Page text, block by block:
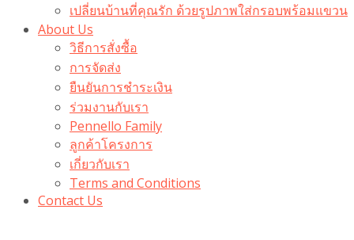
เปลี่ยนบ้านที่คุณรัก ด้วยรูปภาพใส่กรอบพร้อมแขวน​
About Us
วิธีการสั่งซื้อ
การจัดส่ง
ยืนยันการชำระเงิน
ร่วมงานกับเรา
Pennello Family
ลูกค้าโครงการ
เกี่ยวกับเรา
Terms and Conditions
Contact Us